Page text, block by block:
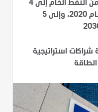
خططها لزيادة السعة الإنتاجية من النفط الخام إلى 4
ملايين برميل في اليوم بحلول عام 2020، وإلى 5
شراكات استراتيجية